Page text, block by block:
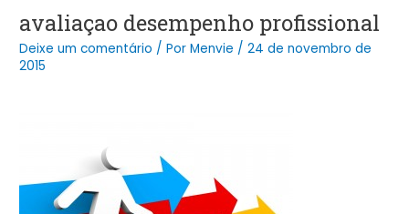
avaliaçao desempenho profissional
Deixe um comentário / PorMenvie /24 de novembro de
2015